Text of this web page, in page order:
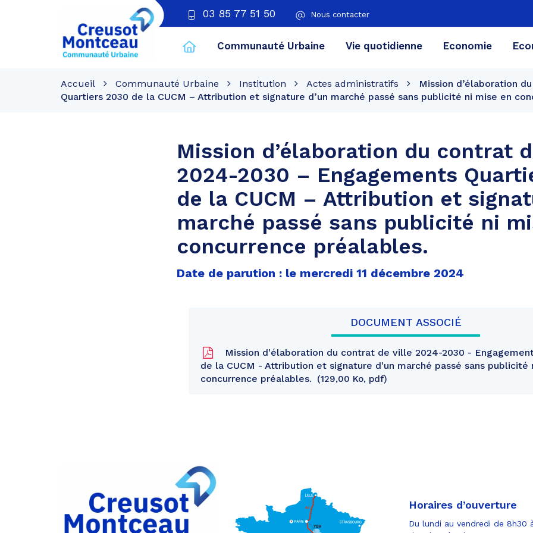
03 85 77 51 50 Nous contacter
Creusot
Montceau
Communauté Urbaine Vie quotidienne Economie
Accueil Communauté Urbaine Institution Actes administratifs
Mission d’élaboration
Quartiers 2030 de la CUCM – Attribution et signature d’un marché passé sans publicité ni mise en
Mission d’élaboration du contrat
2024-2030 – Engagements
de la CUCM – Attribution et
marché passé sans publicité ni
concurrence préalables.
Date de parution : le mercredi 11 décembre 2024
DOCUMENT ASSOCIÉ
Mission d'élaboration du contrat de ville 2024-2030 -
de la CUCM - Attribution et signature d'un marché passé sans publicité
concurrence préalables.
129,00 Ko, pdf
Partager
sur
Facebook
Partager
Horaires d’ouverture
Du lundi au vendredi de 8h30